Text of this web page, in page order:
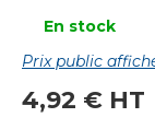
En stock
Prix public
4,92 € HT